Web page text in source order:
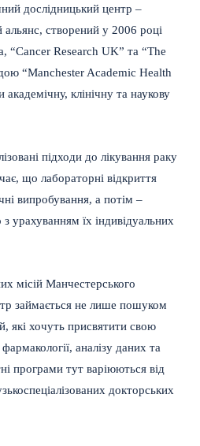
дослідницький центр –
створений у 2006 році
“Cancer Research UK” та “The
“Manchester Academic Health
клінічну та наукову
підходи до лікування раку
що лабораторні відкриття
випробування, а потім –
урахуванням їх індивідуальних
місій Манчестерського
займається не лише пошуком
які хочуть присвятити свою
фармакології, аналізу даних та
програми тут варіюються від
докторських